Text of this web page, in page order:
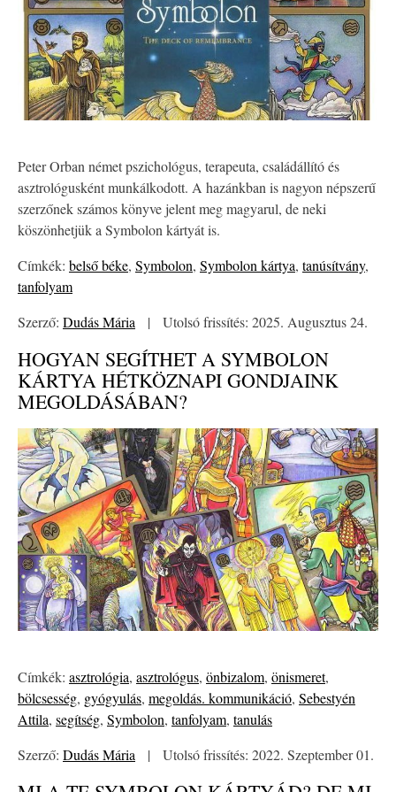
Peter Orban német pszichológus, terapeuta, családállító és
asztrológusként munkálkodott. A hazánkban is nagyon népszerű
szerzőnek számos könyve jelent meg magyarul, de neki
köszönhetjük a Symbolon kártyát is.
Címkék: belső béke, Symbolon, Symbolon kártya, tanúsítvány,
tanfolyam
Szerző: Dudás Mária | Utolsó frissítés: 2025. Augusztus 24.
HOGYAN SEGÍTHET A SYMBOLON
KÁRTYA HÉTKÖZNAPI GONDJAINK
MEGOLDÁSÁBAN?
Címkék: asztrológia, asztrológus, önbizalom, önismeret,
bölcsesség, gyógyulás, megoldás. kommunikáció, Sebestyén
Attila, segítség, Symbolon, tanfolyam, tanulás
Szerző: Dudás Mária | Utolsó frissítés: 2022. Szeptember 01.